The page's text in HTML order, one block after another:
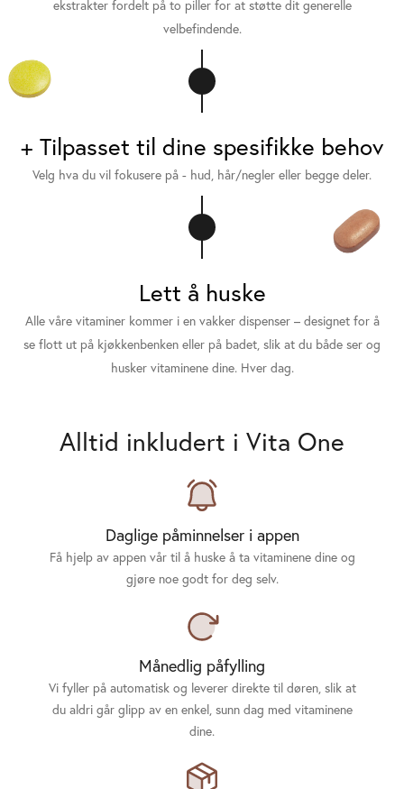
ekstrakter fordelt på to piller for at støtte dit generelle
velbefindende.
+ Tilpasset til dine spesifikke behov
Velg hva du vil fokusere på - hud, hår/negler eller begge deler.
Lett å huske
Alle våre vitaminer kommer i en vakker dispenser – designet for å
se flott ut på kjøkkenbenken eller på badet, slik at du både ser og
husker vitaminene dine. Hver dag.
Alltid inkludert i Vita One
Daglige påminnelser i appen
Få hjelp av appen vår til å huske å ta vitaminene dine og
gjøre noe godt for deg selv.
Månedlig påfylling
Vi fyller på automatisk og leverer direkte til døren, slik at
du aldri går glipp av en enkel, sunn dag med vitaminene
dine.